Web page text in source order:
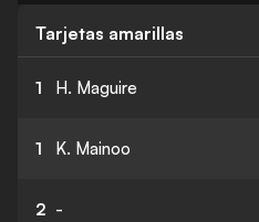
Tarjetas amarillas
1 H. Maguire
1 K. Mainoo
2 -